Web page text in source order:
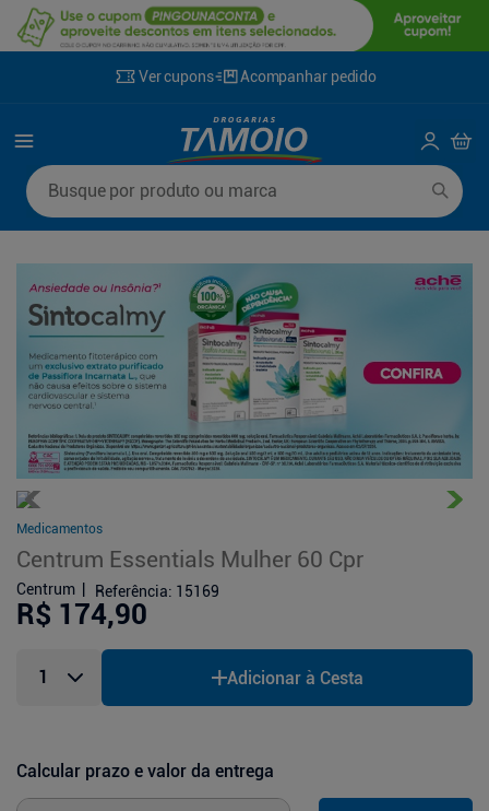
Ver cupons Acompanhar pedido
Busque por produto ou marca
Medicamentos
Centrum Essentials Mulher 60 Cpr
Centrum Referência: 15169
R$ 174,90
Adicionar à Cesta
Calcular prazo e valor da entrega
Termos mais buscados
3º
desodorante
4º
sabonete líquido
5º fralda xg
8º
shampoo
9º
fralda xxg
10º sabonete